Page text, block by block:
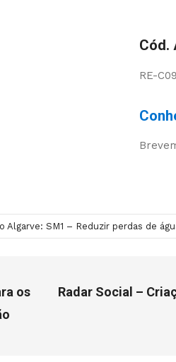
Cód.
RE-
Algarve: SM1 – Reduzir perdas de
os
Radar Social –